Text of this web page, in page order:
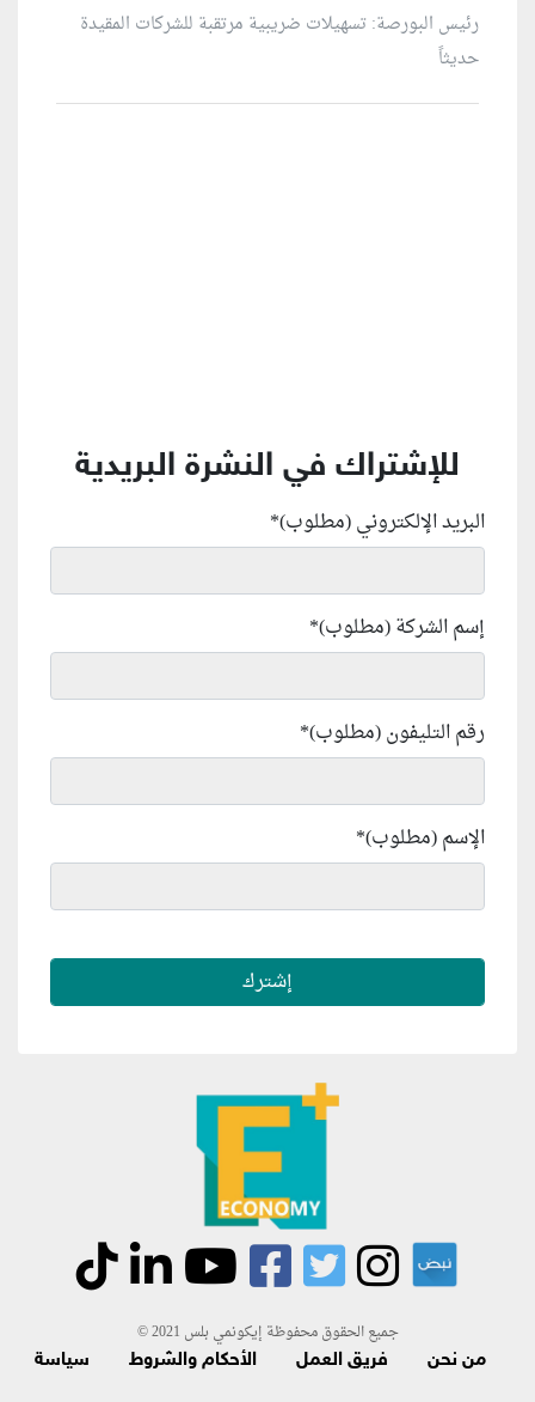
رئيس البورصة: تسهيلات ضريبية مرتقبة للشركات المقيدة
حديثاً
للإشتراك في النشرة البريدية
البريد الإلكتروني (مطلوب)*
إسم الشركة (مطلوب)*
رقم التليفون (مطلوب)*
الإسم (مطلوب)*
جميع الحقوق محفوظة إيكونمي بلس 2021 ©
من نحن فريق العمل الأحكام والشروط
سياسة